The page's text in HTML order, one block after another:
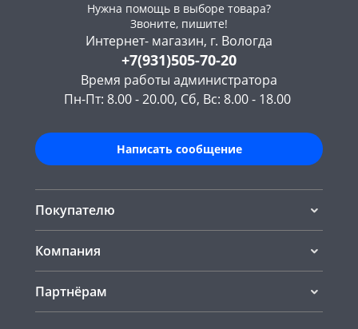
Нужна помощь в выборе товара?
Звоните, пишите!
Интернет- магазин, г. Вологда
+7(931)505-70-20
Время работы администратора
Пн-Пт: 8.00 - 20.00, Сб, Вс: 8.00 - 18.00
Написать сообщение
Покупателю
Компания
Партнёрам